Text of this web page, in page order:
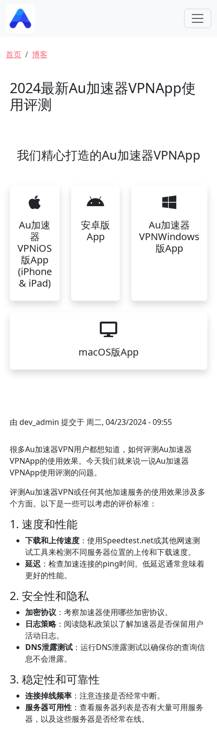
面包屑
首页 博客
2024最新Au加速器VPNApp使
用评测
我们精心打造的Au加速器VPNApp
Au加速
器
VPNiOS
版App
(iPhone
& iPad)
安卓版
App
Au加速器
VPNWindows
版App
macOS版App
由 dev_admin 提交于 周二, 04/23/2024 - 09:55
很多Au加速器VPN用户都想知道，如何评测Au加速器
VPNApp的使用效果。今天我们就来说一说Au加速器
VPNApp使用评测的问题。
评测Au加速器VPN或任何其他加速服务的使用效果涉及多
个方面。以下是一些可以考虑的评价标准：
1. 速度和性能
下载和上传速度 ：使用Speedtest.net或其他网速测
试工具来检测不同服务器位置的上传和下载速度。
延迟 ：检查加速连接的ping时间。低延迟通常意味着
更好的性能。
2. 安全性和隐私
加密协议 ：考察加速器使用哪些加密协议。
日志策略：阅读隐私政策以了解加速器是否保留用户
活动日志。
DNS泄露测试 ：运行DNS泄露测试以确保你的查询信
息不会泄露。
3. 稳定性和可靠性
连接掉线频率 ：注意连接是否经常中断。
服务器可用性 ：查看服务器列表是否有大量可用服务
器，以及这些服务器是否经常在线。